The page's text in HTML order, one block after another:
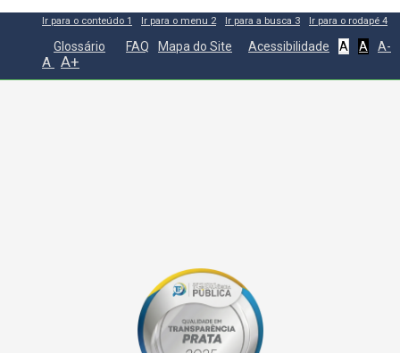
Ir para o conteúdo 1 Ir para o menu 2 Ir para a busca 3 Ir para o rodapé 4
Glossário FAQ Mapa do Site Acessibilidade A A A-
A A+